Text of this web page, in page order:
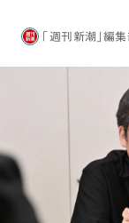
「週刊新潮」編